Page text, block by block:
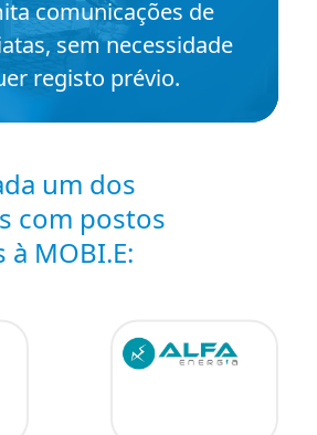
comunicações de
sem necessidade
registo prévio.
um dos
com postos
MOBI.E: